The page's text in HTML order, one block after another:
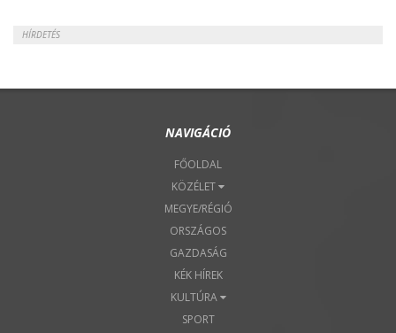
HÍRDETÉS
NAVIGÁCIÓ
FŐOLDAL
KÖZÉLET
MEGYE/RÉGIÓ
ORSZÁGOS
GAZDASÁG
KÉK HÍREK
KULTÚRA
SPORT